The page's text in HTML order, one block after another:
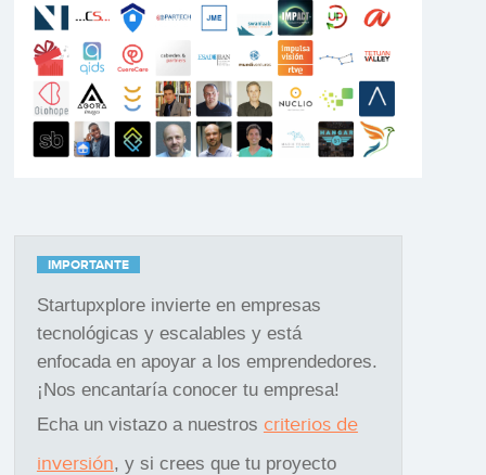
IMPORTANTE
Startupxplore invierte en empresas
tecnológicas y escalables y está
enfocada en apoyar a los emprendedores.
¡Nos encantaría conocer tu empresa!
Echa un vistazo a nuestros criterios de
inversión, y si crees que tu proyecto